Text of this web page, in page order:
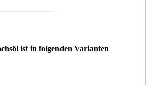
ist in folgenden Varianten